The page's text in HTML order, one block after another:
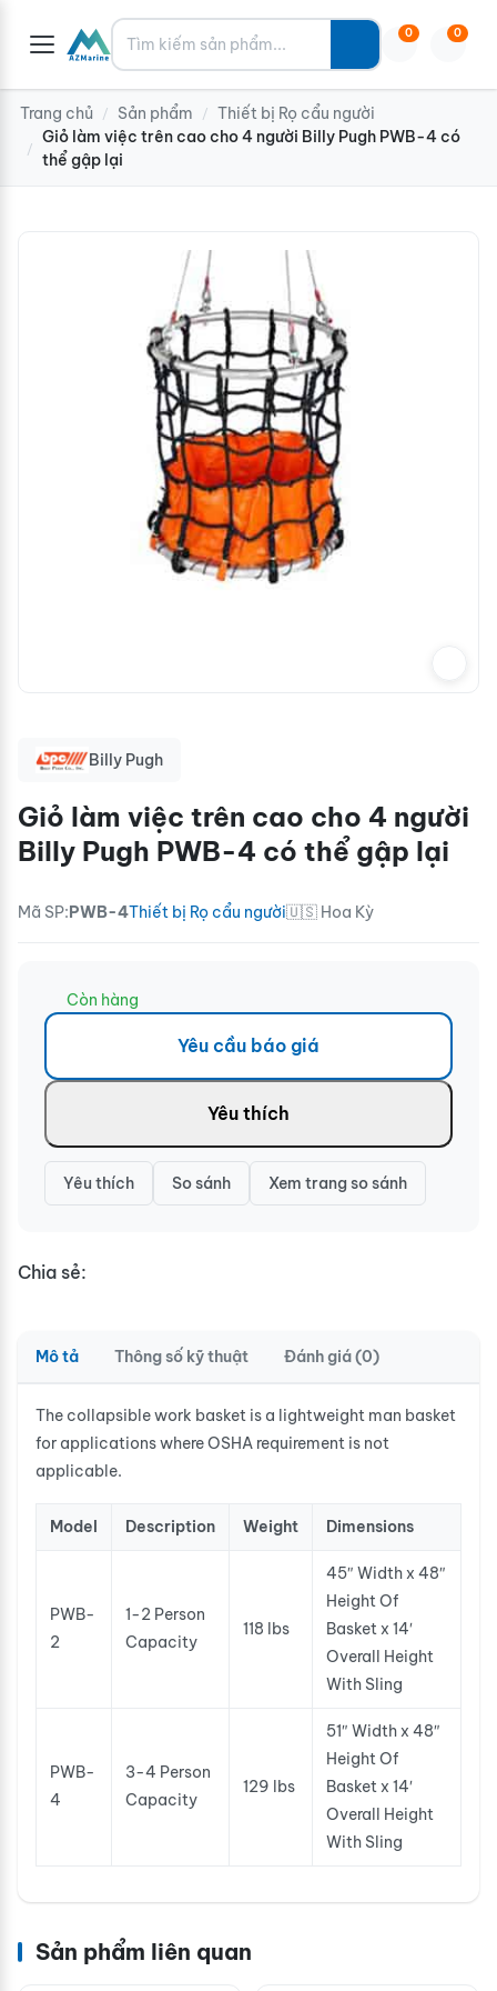
Tìm kiếm 0 0
Trang chủ / Sản phẩm / Thiết bị Rọ cẩu người
/
Giỏ làm việc trên cao cho 4 người Billy Pugh PWB-4 có
thể gập lại
Billy Pugh
Giỏ làm việc trên cao cho 4 người
Billy Pugh PWB-4 có thể gập lại
Mã SP:PWB-4Thiết bị Rọ cẩu người🇺🇸 Hoa Kỳ
Còn hàng
Yêu cầu báo giá
Yêu thích
Yêu thích So sánh Xem trang so sánh
Chia sẻ:
Mô tả Thông số kỹ thuật Đánh giá (0)
The collapsible work basket is a lightweight man basket
for applications where OSHA requirement is not
applicable.
Model Description Weight Dimensions
PWB-
2
1-2 Person
Capacity
118 lbs
45″ Width x 48″
Height Of
Basket x 14′
Overall Height
With Sling
PWB-
4
3-4 Person
Capacity
129 lbs
51″ Width x 48″
Height Of
Basket x 14′
Overall Height
With Sling
Sản phẩm liên quan